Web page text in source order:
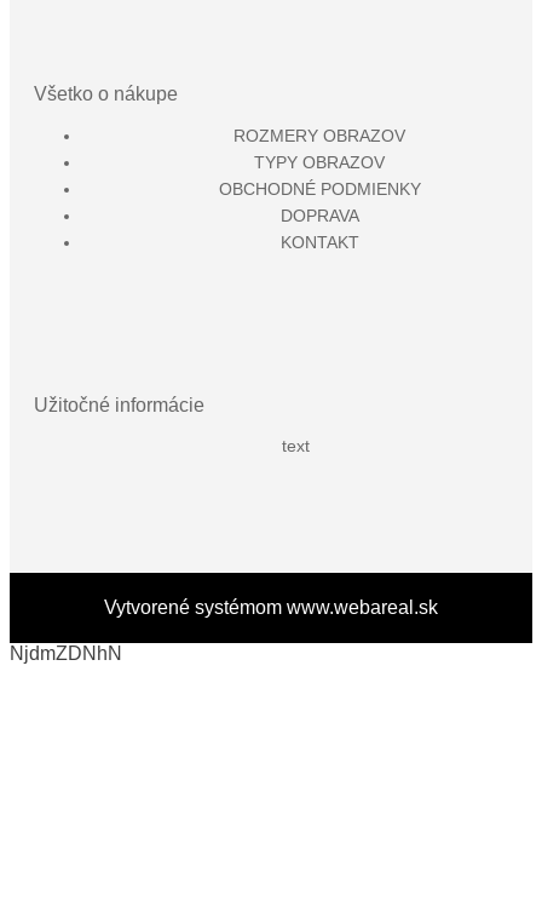
Všetko o nákupe
ROZMERY OBRAZOV
TYPY OBRAZOV
OBCHODNÉ PODMIENKY
DOPRAVA
KONTAKT
Užitočné informácie
text
Vytvorené systémom www.webareal.sk
NjdmZDNhN